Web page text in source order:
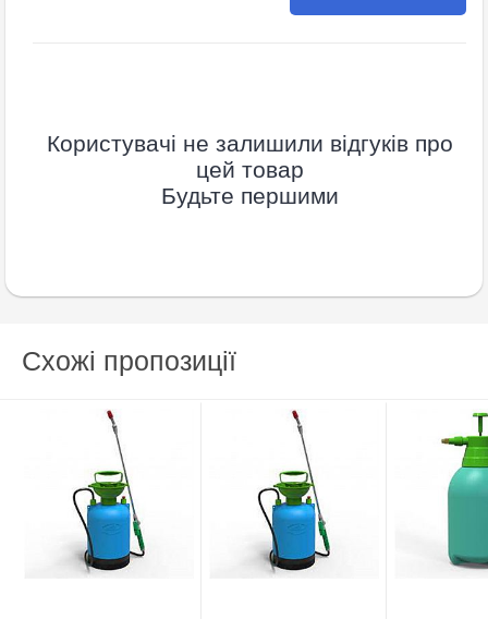
Користувачі не залишили відгуків про
цей товар
Будьте першими
Схожі пропозиції